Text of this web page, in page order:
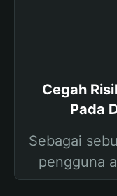
Cegah
Pada
Sebagai
pengguna